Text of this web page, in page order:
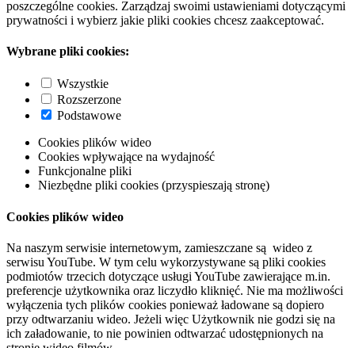
poszczególne cookies. Zarządzaj swoimi ustawieniami dotyczącymi
prywatności i wybierz jakie pliki cookies chcesz zaakceptować.
Wybrane pliki cookies:
Wszystkie
Rozszerzone
Podstawowe
Cookies plików wideo
Cookies wpływające na wydajność
Funkcjonalne pliki
Niezbędne pliki cookies (przyspieszają stronę)
Cookies plików wideo
Na naszym serwisie internetowym, zamieszczane są wideo z
serwisu YouTube. W tym celu wykorzystywane są pliki cookies
podmiotów trzecich dotyczące usługi YouTube zawierające m.in.
preferencje użytkownika oraz liczydło kliknięć. Nie ma możliwości
wyłączenia tych plików cookies ponieważ ładowane są dopiero
przy odtwarzaniu wideo. Jeżeli więc Użytkownik nie godzi się na
ich załadowanie, to nie powinien odtwarzać udostępnionych na